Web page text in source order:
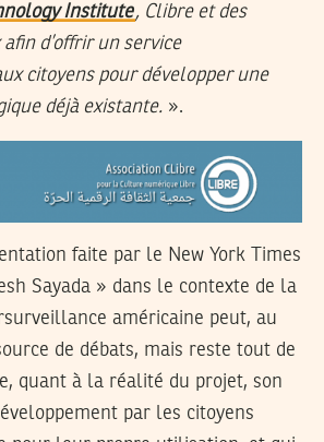
Institute, Clibre et des
d’offrir un service
citoyens pour développer une
déjà existante. ».
faite par le New York Times
Sayada » dans le contexte de la
américaine peut, au
de débats, mais reste tout de
quant à la réalité du projet, son
par les citoyens